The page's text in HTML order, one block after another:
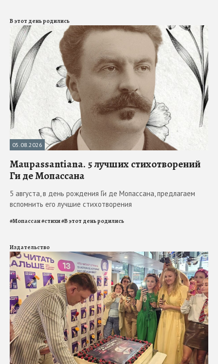
В этот день родились
05.08.2026
Maupassantiana. 5 лучших стихотворений
Ги де Мопассана
5 августа, в день рождения Ги де Мопассана, предлагаем
вспомнить его лучшие стихотворения
#Мопассан#стихи#В этот день родились
Издательство